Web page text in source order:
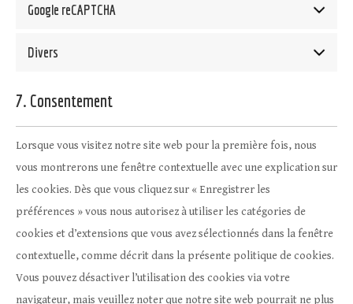
Google reCAPTCHA
Divers
7. Consentement
Lorsque vous visitez notre site web pour la première fois, nous
vous montrerons une fenêtre contextuelle avec une explication sur
les cookies. Dès que vous cliquez sur « Enregistrer les
préférences » vous nous autorisez à utiliser les catégories de
cookies et d’extensions que vous avez sélectionnés dans la fenêtre
contextuelle, comme décrit dans la présente politique de cookies.
Vous pouvez désactiver l’utilisation des cookies via votre
navigateur, mais veuillez noter que notre site web pourrait ne plus